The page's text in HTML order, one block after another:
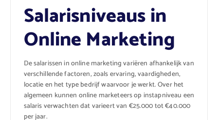
Salarisniveaus in
Online Marketing
De salarissen in online marketing variëren afhankelijk van
verschillende factoren, zoals ervaring, vaardigheden,
locatie en het type bedrijf waarvoor je werkt. Over het
algemeen kunnen online marketeers op instapniveau een
salaris verwachten dat varieert van €25.000 tot €40.000
per jaar.